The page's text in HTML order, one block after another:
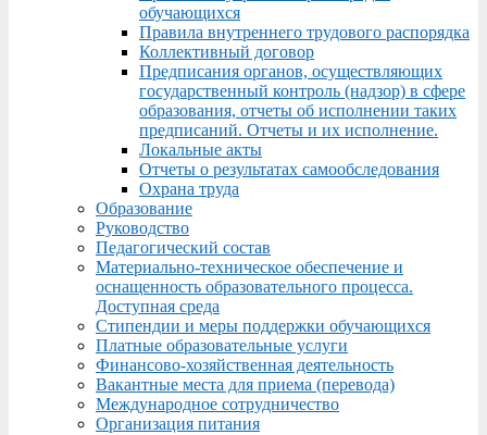
обучающихся
Правила внутреннего трудового распорядка
Коллективный договор
Предписания органов, осуществляющих
государственный контроль (надзор) в сфере
образования, отчеты об исполнении таких
предписаний. Отчеты и их исполнение.
Локальные акты
Отчеты о результатах самообследования
Охрана труда
Образование
Руководство
Педагогический состав
Материально-техническое обеспечение и
оснащенность образовательного процесса.
Доступная среда
Стипендии и меры поддержки обучающихся
Платные образовательные услуги
Финансово-хозяйственная деятельность
Вакантные места для приема (перевода)
Международное сотрудничество
Организация питания